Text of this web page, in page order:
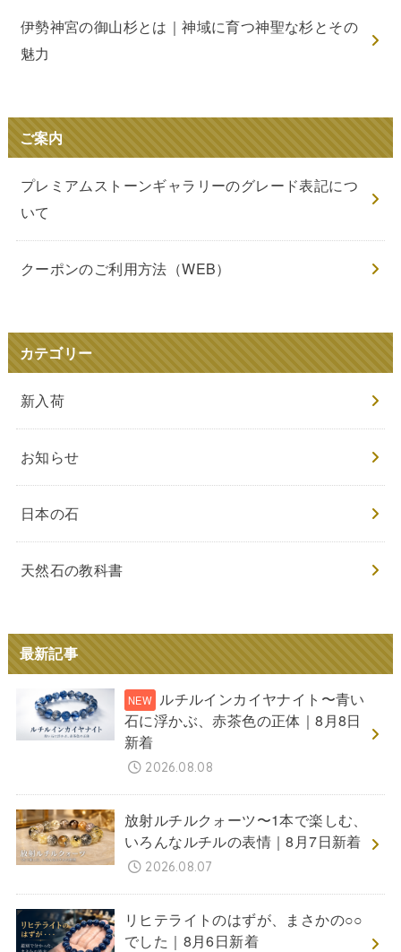
伊勢神宮の御山杉とは｜神域に育つ神聖な杉とその
魅力
ご案内
プレミアムストーンギャラリーのグレード表記につ
いて
クーポンのご利用方法（WEB）
カテゴリー
新入荷
お知らせ
日本の石
天然石の教科書
最新記事
ルチルインカイヤナイト〜青い
石に浮かぶ、赤茶色の正体｜8月8日
新着
2026.08.08
放射ルチルクォーツ〜1本で楽しむ、
いろんなルチルの表情｜8月7日新着
2026.08.07
リヒテライトのはずが、まさかの○○
でした｜8月6日新着